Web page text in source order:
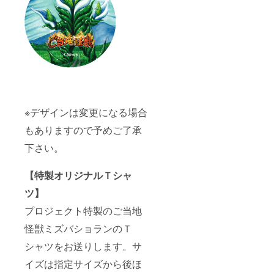
※デザインは変更になる場合
もありますので予めご了承
下さい。
【特製オリジナルＴシャ
ツ】
プロジェクト特製のご当地
怪獣ミズバショランのＴ
シャツをお送りします。サ
イズは指定サイズから後ほ